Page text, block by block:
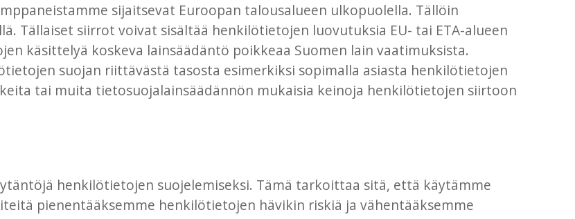
sijaitsevat Euroopan talousalueen ulkopuolella. Tällöin
Tällaiset siirrot voivat sisältää henkilötietojen luovutuksia EU- tai ETA-alueen
käsittelyä koskeva lainsäädäntö poikkeaa Suomen lain vaatimuksista.
suojan riittävästä tasosta esimerkiksi sopimalla asiasta henkilötietojen
tai muita tietosuojalainsäädännön mukaisia keinoja henkilötietojen siirtoon
henkilötietojen suojelemiseksi. Tämä tarkoittaa sitä, että käytämme
pienentääksemme henkilötietojen hävikin riskiä ja vähentääksemme